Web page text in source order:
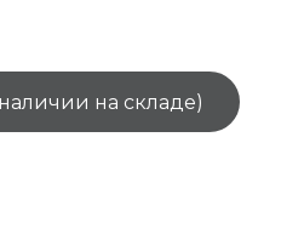
на складе)